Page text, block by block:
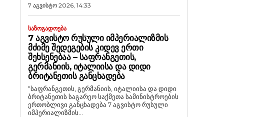
7 აგვისტო 2026, 14:33
ᲡᲐᲖᲝᲒᲐᲓᲝᲔᲑᲐ
7 ᲐᲒᲕᲘᲡᲢᲝ ᲠᲣᲡᲣᲚᲘ ᲘᲛᲞᲔᲠᲘᲐᲚᲘᲖᲛᲘᲡ
ᲛᲫᲘᲛᲔ ᲨᲔᲓᲔᲒᲔᲑᲘᲡ ᲙᲘᲓᲔᲕ ᲔᲠᲗᲘ
ᲨᲔᲮᲡᲔᲜᲔᲑᲐᲐ – ᲡᲐᲤᲠᲐᲜᲒᲔᲗᲘᲡ,
ᲒᲔᲠᲛᲐᲜᲘᲘᲡ, ᲘᲢᲐᲚᲘᲘᲡᲐ ᲓᲐ ᲓᲘᲓᲘ
ᲑᲠᲘᲢᲐᲜᲔᲗᲘᲡ ᲒᲐᲜᲪᲮᲐᲓᲔᲑᲐ
“საფრანგეთის, გერმანიის, იტალიისა და დიდი
ბრიტანეთის საგარეო საქმეთა სამინისტროების
ერთობლივი განცხადება 7 აგვისტო რუსული
იმპერიალიზმის...